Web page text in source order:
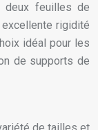
deux feuilles de
rigidité
idéal pour les
de supports de